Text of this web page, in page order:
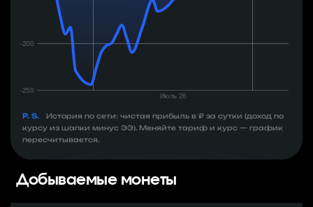
P. S.
История по сети: чистая прибыль в ₽ за сутки (доход по
курсу из шапки минус ЭЭ). Меняйте тариф и курс — график
пересчитывается.
Добываемые монеты